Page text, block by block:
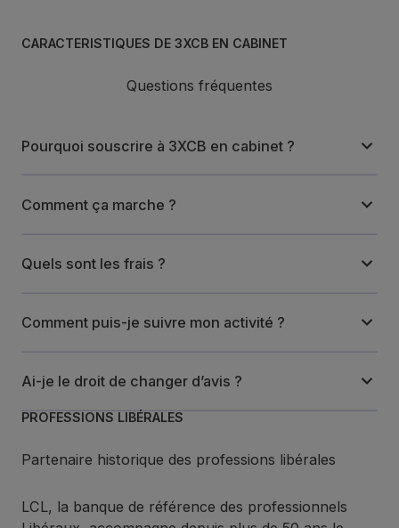
CARACTÉRISTIQUES DE 3XCB EN CABINET
Questions fréquentes
Pourquoi souscrire à 3XCB en cabinet ?
Comment ça marche ?
Quels sont les frais ?
Comment puis-je suivre mon activité ?
Ai-je le droit de changer d’avis ?
PROFESSIONS LIBÉRALES
Partenaire historique des professions libérales
LCL, la banque de référence des professionnels